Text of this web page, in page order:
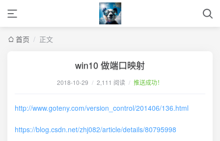
首页 / 正文
win10 做端口映射
2018-10-29 / 2,111 阅读 / 推送成功！
http://www.goteny.com/version_control/201406/136.html
https://blog.csdn.net/zhj082/article/details/80795998